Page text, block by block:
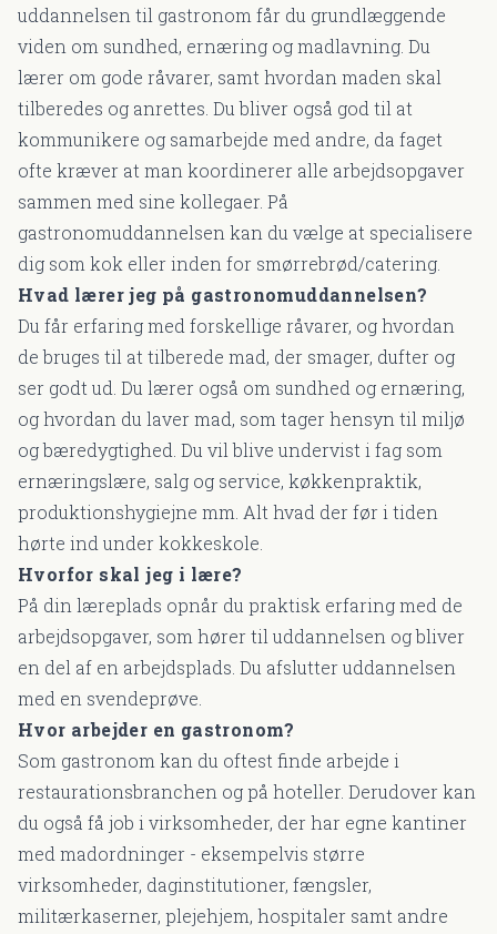
uddannelsen til gastronom får du grundlæggende
viden om sundhed, ernæring og madlavning. Du
lærer om gode råvarer, samt hvordan maden skal
tilberedes og anrettes. Du bliver også god til at
kommunikere og samarbejde med andre, da faget
ofte kræver at man koordinerer alle arbejdsopgaver
sammen med sine kollegaer. På
gastronomuddannelsen kan du vælge at specialisere
dig som kok eller inden for smørrebrød/catering.
Hvad lærer jeg på gastronomuddannelsen?
Du får erfaring med forskellige råvarer, og hvordan
de bruges til at tilberede mad, der smager, dufter og
ser godt ud. Du lærer også om sundhed og ernæring,
og hvordan du laver mad, som tager hensyn til miljø
og bæredygtighed. Du vil blive undervist i fag som
ernæringslære, salg og service, køkkenpraktik,
produktionshygiejne mm. Alt hvad der før i tiden
hørte ind under kokkeskole.
Hvorfor skal jeg i lære?
På din læreplads opnår du praktisk erfaring med de
arbejdsopgaver, som hører til uddannelsen og bliver
en del af en arbejdsplads. Du afslutter uddannelsen
med en svendeprøve.
Hvor arbejder en gastronom?
Som gastronom kan du oftest finde arbejde i
restaurationsbranchen og på hoteller. Derudover kan
du også få job i virksomheder, der har egne kantiner
med madordninger - eksempelvis større
virksomheder, daginstitutioner, fængsler,
militærkaserner, plejehjem, hospitaler samt andre